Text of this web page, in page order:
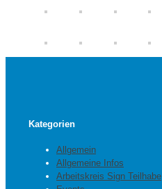
Kategorien
Allgemein
Allgemeine Infos
Arbeitskreis Sign Teilhabe